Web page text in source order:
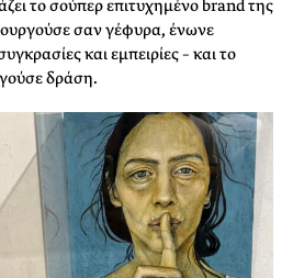
το σούπερ επιτυχημένοbrandτης
σαν γέφυρα, ένωνε
και εμπειρίες – και το
δράση.